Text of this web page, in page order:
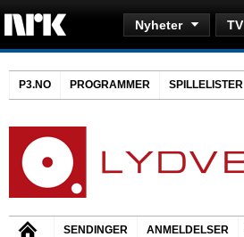
Nyheter TV
P3.NO PROGRAMMER SPILLELISTER
SENDINGER ANMELDELSER